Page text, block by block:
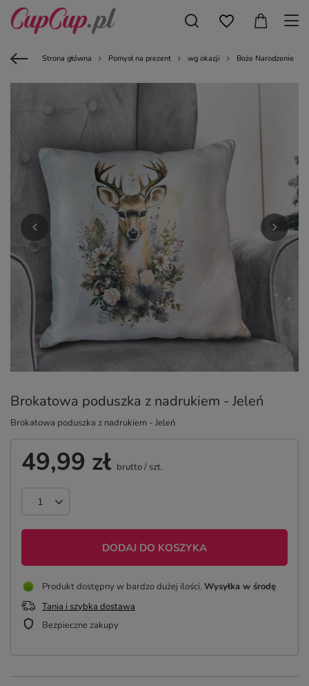
Strona główna Pomysł na prezent wg okazji Boże Narodzenie
Brokatowa poduszka z nadrukiem - Jeleń
Brokatowa poduszka z nadrukiem - Jeleń
49,99 zł brutto/ szt.
DODAJ DO KOSZYKA
Produkt dostępny w bardzo dużej ilości Wysyłka w środę
Tania i szybka dostawa
Bezpieczne zakupy